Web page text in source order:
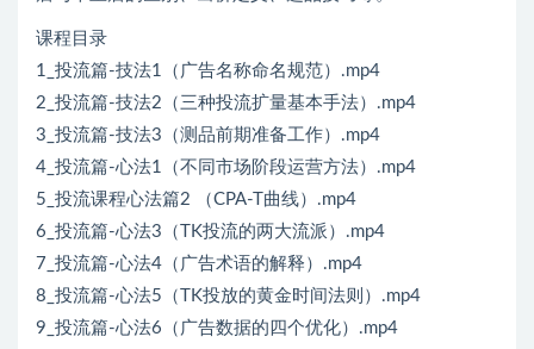
课程目录
1_投流篇-技法1（广告名称命名规范）.mp4
2_投流篇-技法2（三种投流扩量基本手法）.mp4
3_投流篇-技法3（测品前期准备工作）.mp4
4_投流篇-心法1（不同市场阶段运营方法）.mp4
5_投流课程心法篇2 （CPA-T曲线）.mp4
6_投流篇-心法3（TK投流的两大流派）.mp4
7_投流篇-心法4（广告术语的解释）.mp4
8_投流篇-心法5（TK投放的黄金时间法则）.mp4
9_投流篇-心法6（广告数据的四个优化）.mp4